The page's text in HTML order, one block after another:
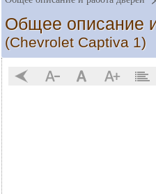
Общее описание
(Chevrolet Captiva 1)